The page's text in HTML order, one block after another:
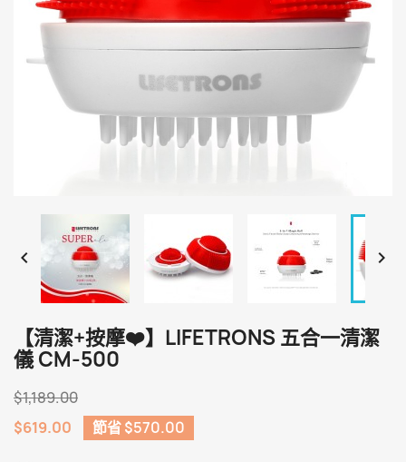
 
【清潔+按摩❤️】LIFETRONS 五合一清潔
儀 CM-500
$1,189.00
$619.00
節省 $570.00